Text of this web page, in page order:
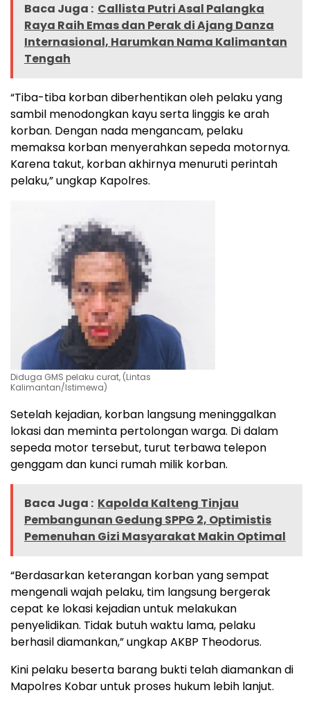
Baca Juga : Callista Putri Asal Palangka
Raya Raih Emas dan Perak di Ajang Danza
Internasional, Harumkan Nama Kalimantan
Tengah
“Tiba-tiba korban diberhentikan oleh pelaku yang
sambil menodongkan kayu serta linggis ke arah
korban. Dengan nada mengancam, pelaku
memaksa korban menyerahkan sepeda motornya.
Karena takut, korban akhirnya menuruti perintah
pelaku,” ungkap Kapolres.
Diduga GMS pelaku curat, (Lintas
Kalimantan/Istimewa)
Setelah kejadian, korban langsung meninggalkan
lokasi dan meminta pertolongan warga. Di dalam
sepeda motor tersebut, turut terbawa telepon
genggam dan kunci rumah milik korban.
Baca Juga : Kapolda Kalteng Tinjau
Pembangunan Gedung SPPG 2, Optimistis
Pemenuhan Gizi Masyarakat Makin Optimal
“Berdasarkan keterangan korban yang sempat
mengenali wajah pelaku, tim langsung bergerak
cepat ke lokasi kejadian untuk melakukan
penyelidikan. Tidak butuh waktu lama, pelaku
berhasil diamankan,” ungkap AKBP Theodorus.
Kini pelaku beserta barang bukti telah diamankan di
Mapolres Kobar untuk proses hukum lebih lanjut.